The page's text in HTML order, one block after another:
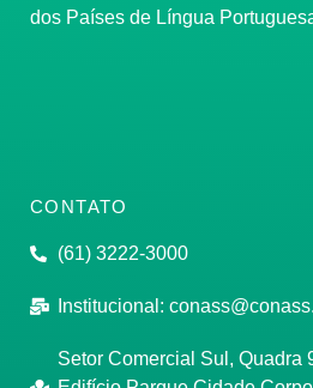
dos Países de Língua
CONTATO
(61) 3222-3000
Institucional:
Setor Comercial Sul, Quadra